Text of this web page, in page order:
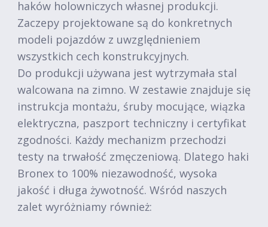
haków holowniczych własnej produkcji.
Zaczepy projektowane są do konkretnych
modeli pojazdów z uwzględnieniem
wszystkich cech konstrukcyjnych.
Do produkcji używana jest wytrzymała stal
walcowana na zimno. W zestawie znajduje się
instrukcja montażu, śruby mocujące, wiązka
elektryczna, paszport techniczny i certyfikat
zgodności. Każdy mechanizm przechodzi
testy na trwałość zmęczeniową. Dlatego haki
Bronex to 100% niezawodność, wysoka
jakość i długa żywotność. Wśród naszych
zalet wyróżniamy również: